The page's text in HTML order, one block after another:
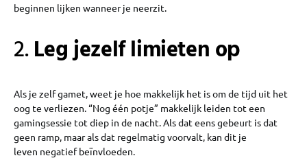
beginnen lijken wanneer je neerzit.
2.Leg jezelf limieten op
Als je zelf gamet, weet je hoe makkelijk het is om de tijd uit het
oog te verliezen. “Nog één potje” makkelijk leiden tot een
gamingsessie tot diep in de nacht. Als dat eens gebeurt is dat
geen ramp, maar als dat regelmatig voorvalt, kan dit je
leven negatief beïnvloeden.